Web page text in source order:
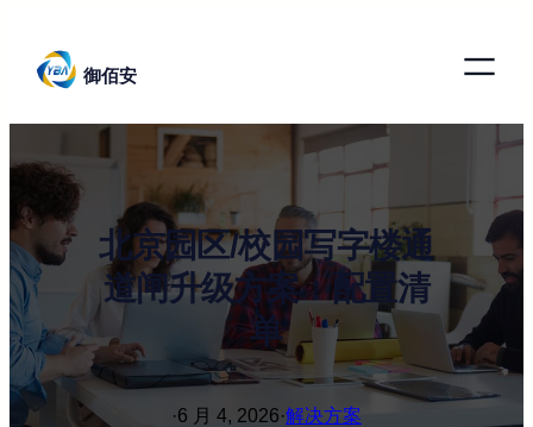
御佰安
北京园区/校园写字楼通
道闸升级方案：配置清
单
·6 月 4, 2026·解决方案